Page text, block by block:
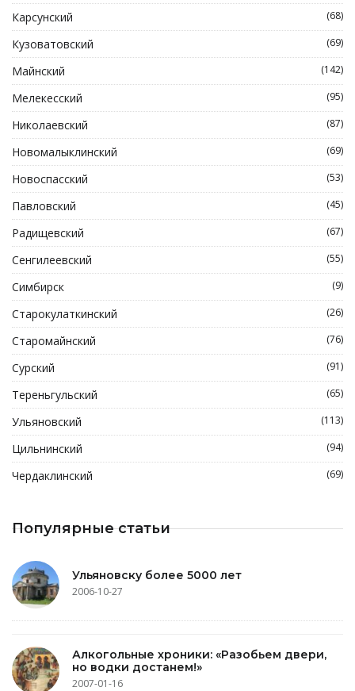
Карсунский (68)
Кузоватовский (69)
Майнский (142)
Мелекесский (95)
Николаевский (87)
Новомалыклинский (69)
Новоспасский (53)
Павловский (45)
Радищевский (67)
Сенгилеевский (55)
Симбирск (9)
Старокулаткинский (26)
Старомайнский (76)
Сурский (91)
Тереньгульский (65)
Ульяновский (113)
Цильнинский (94)
Чердаклинский (69)
Популярные статьи
Ульяновску более 5000 лет
2006-10-27
Алкогольные хроники: «Разобьем двери,
но водки достанем!»
2007-01-16